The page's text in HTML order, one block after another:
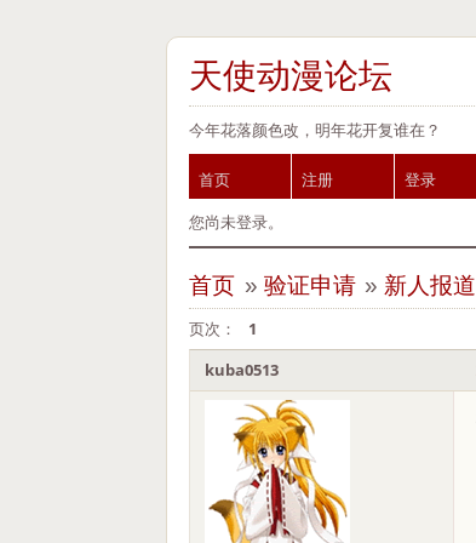
天使动漫论坛
今年花落颜色改，明年花开复谁在？
首页 注册
登录
您尚未登录。
首页 » 验证申请 » 新人报道
页次： 1
kuba0513